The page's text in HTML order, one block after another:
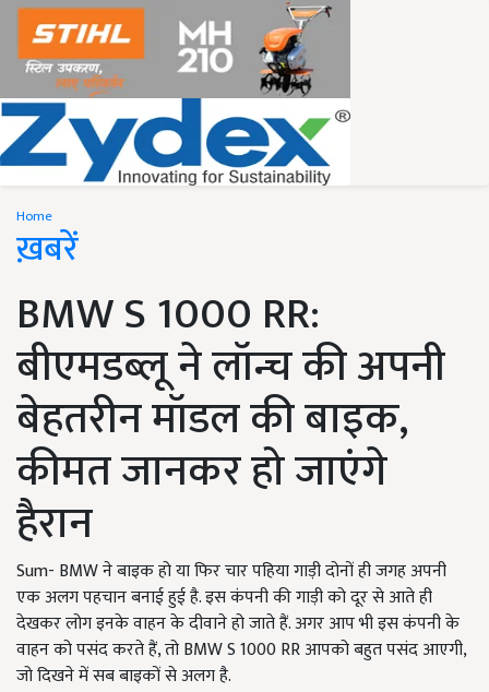
Home
ख़बरें
BMW S 1000 RR:
बीएमडब्लू ने लॉन्च की अपनी
बेहतरीन मॉडल की बाइक,
कीमत जानकर हो जाएंगे
हैरान
Sum- BMW ने बाइक हो या फिर चार पहिया गाड़ी दोनों ही जगह अपनी
एक अलग पहचान बनाई हुई है. इस कंपनी की गाड़ी को दूर से आते ही
देखकर लोग इनके वाहन के दीवाने हो जाते हैं. अगर आप भी इस कंपनी के
वाहन को पसंद करते हैं, तो BMW S 1000 RR आपको बहुत पसंद आएगी,
जो दिखने में सब बाइकों से अलग है.